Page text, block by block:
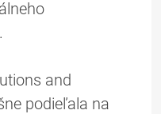
and
podieľala na